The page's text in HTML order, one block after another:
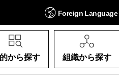
Foreign Language
から探す 組織から探す